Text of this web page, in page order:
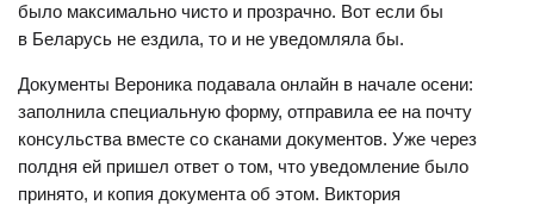
было максимально чисто и прозрачно. Вот если бы
в Беларусь не ездила, то и не уведомляла бы.
Документы Вероника подавала онлайн в начале осени:
заполнила специальную форму, отправила ее на почту
консульства вместе со сканами документов. Уже через
полдня ей пришел ответ о том, что уведомление было
принято, и копия документа об этом. Виктория